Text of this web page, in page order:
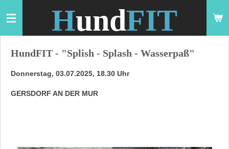
Hauptinhalt
springen
HundFIT
HundFIT - "Splish - Splash - Wasserpaß"
Donnerstag, 03.07.2025, 18.30 Uhr
GERSDORF AN DER MUR